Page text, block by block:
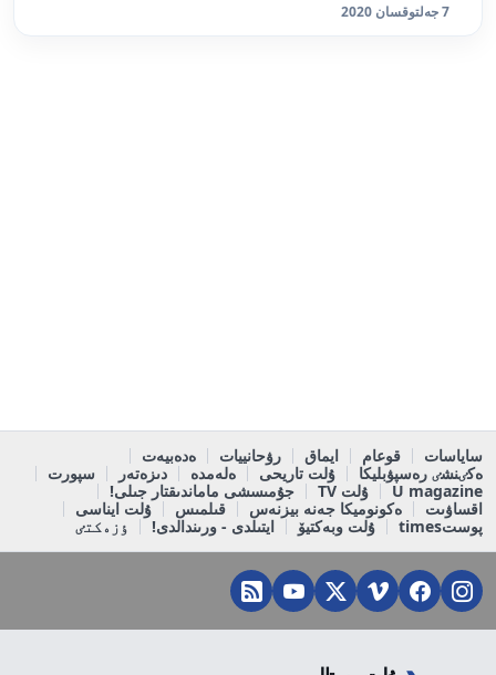
7 جەلتوقسان 2020
ساياسات قوعام ايماق رۋحانييات
ەدەبيەت
ەكٸنشٸ رەسپۋبليكا
ۇلت تاريحى ەلەمدە دىزەتەر
سپورت
U magazine
ۇلت TV
جۇمىسشى ماماندىقتار جىلى!
اقساۋىت
ەكونوميكا جەنە بيزنەس قىلمىس
ۇلت ايناسى
پوستtimes
ۇلت وبەكتيۆ ايتىلدى - ورىندالدى! ٶزەكتٸ